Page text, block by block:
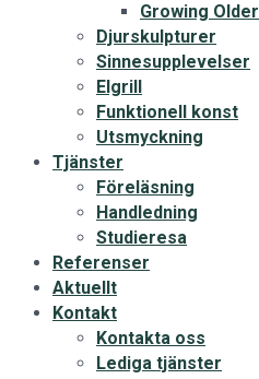
Growing Older
Djurskulpturer
Sinnesupplevelser
Elgrill
Funktionell konst
Utsmyckning
Tjänster
Föreläsning
Handledning
Studieresa
Referenser
Aktuellt
Kontakt
Kontakta oss
Lediga tjänster